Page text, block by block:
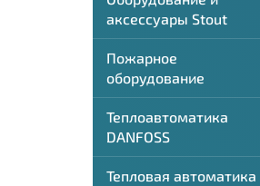
аксессуары Stout
Пожарное
оборудование
Теплоавтоматика
DANFOSS
Тепловая автоматика